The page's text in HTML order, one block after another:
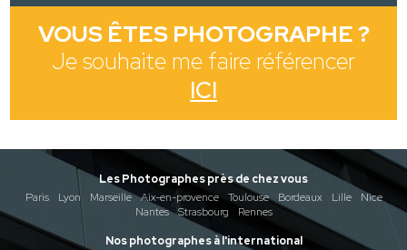
VOUS ÊTES PHOTOGRAPHE ?
Je souhaite me faire référencer
ICI
Les Photographes près de chez vous
Paris
Lyon Marseille Aix-en-provence Toulouse Bordeaux Lille
Nice
Nantes
Strasbourg
Rennes
Nos photographes à l'international